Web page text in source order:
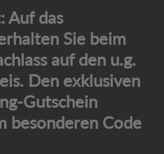
Auf das
Sie beim
auf den u.g.
Den exklusiven
Gutschein
besonderen Code